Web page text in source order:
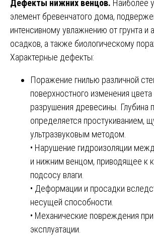
Дефекты нижних венцов. Наиболее
элемент бревенчатого дома,
интенсивному увлажнению от грунта
осадков, а также биологическому
Характерные дефекты:
Поражение гнилью различной
поверхностного изменения
разрушения древесины. Глубина
определяется простукиванием,
ультразвуковым методом.
• Нарушение гидроизоляции
и нижним венцом, приводящее к
подсосу влаги.
• Деформации и просадки
несущей способности.
• Механические повреждения
эксплуатации.